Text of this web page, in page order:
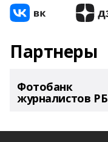
Партнеры
Фотобанк
журналистов РБ